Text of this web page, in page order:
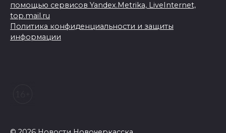
помощью сервисов Yandex.Metrika, LiveInternet,
top.mail.ru
Политика конфиденциальности и защиты
информации